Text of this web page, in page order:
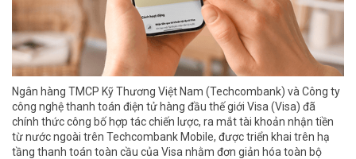
Ngân hàng TMCP Kỹ Thương Việt Nam (Techcombank) và Công ty
công nghệ thanh toán điện tử hàng đầu thế giới Visa (Visa) đã
chính thức công bố hợp tác chiến lược, ra mắt tài khoản nhận tiền
từ nước ngoài trên Techcombank Mobile, được triển khai trên hạ
tầng thanh toán toàn cầu của Visa nhằm đơn giản hóa toàn bộ